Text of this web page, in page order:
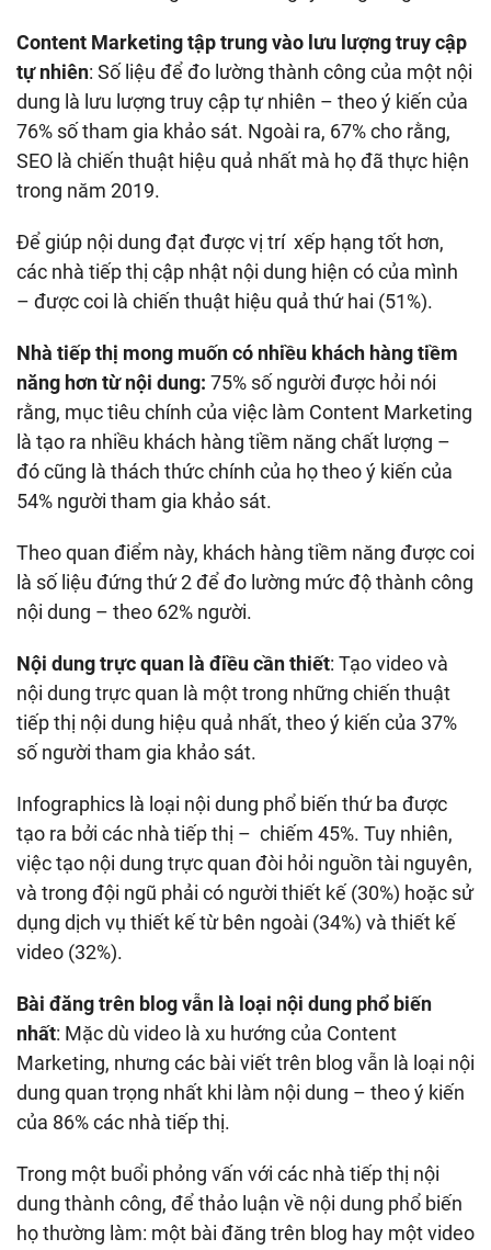
Content Marketing tập trung vào lưu lượng truy cập
tự nhiên: Số liệu để đo lường thành công của một nội
dung là lưu lượng truy cập tự nhiên – theo ý kiến của
76% số tham gia khảo sát. Ngoài ra, 67% cho rằng,
SEO là chiến thuật hiệu quả nhất mà họ đã thực hiện
trong năm 2019.
Để giúp nội dung đạt được vị trí xếp hạng tốt hơn,
các nhà tiếp thị cập nhật nội dung hiện có của mình
– được coi là chiến thuật hiệu quả thứ hai (51%).
Nhà tiếp thị mong muốn có nhiều khách hàng tiềm
năng hơn từ nội dung: 75% số người được hỏi nói
rằng, mục tiêu chính của việc làm Content Marketing
là tạo ra nhiều khách hàng tiềm năng chất lượng –
đó cũng là thách thức chính của họ theo ý kiến của
54% người tham gia khảo sát.
Theo quan điểm này, khách hàng tiềm năng được coi
là số liệu đứng thứ 2 để đo lường mức độ thành công
nội dung – theo 62% người.
Nội dung trực quan là điều cần thiết: Tạo video và
nội dung trực quan là một trong những chiến thuật
tiếp thị nội dung hiệu quả nhất, theo ý kiến của 37%
số người tham gia khảo sát.
Infographics là loại nội dung phổ biến thứ ba được
tạo ra bởi các nhà tiếp thị – chiếm 45%. Tuy nhiên,
việc tạo nội dung trực quan đòi hỏi nguồn tài nguyên,
và trong đội ngũ phải có người thiết kế (30%) hoặc sử
dụng dịch vụ thiết kế từ bên ngoài (34%) và thiết kế
video (32%).
Bài đăng trên blog vẫn là loại nội dung phổ biến
nhất: Mặc dù video là xu hướng của Content
Marketing, nhưng các bài viết trên blog vẫn là loại nội
dung quan trọng nhất khi làm nội dung – theo ý kiến
của 86% các nhà tiếp thị.
Trong một buổi phỏng vấn với các nhà tiếp thị nội
dung thành công, để thảo luận về nội dung phổ biến
họ thường làm: một bài đăng trên blog hay một video